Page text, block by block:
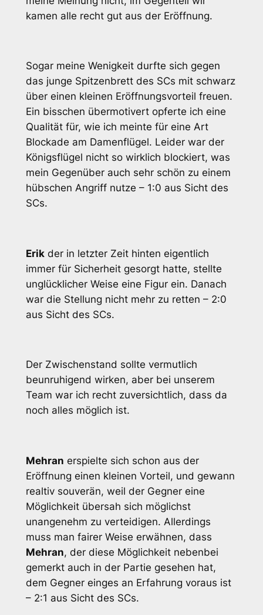
kamen alle recht gut aus der Eröffnung.
Sogar meine Wenigkeit durfte sich gegen
das junge Spitzenbrett des SCs mit schwarz
über einen kleinen Eröffnungsvorteil freuen.
Ein bisschen übermotivert opferte ich eine
Qualität für, wie ich meinte für eine Art
Blockade am Damenflügel. Leider war der
Königsflügel nicht so wirklich blockiert, was
mein Gegenüber auch sehr schön zu einem
hübschen Angriff nutze – 1:0 aus Sicht des
SCs.
Erikder in letzter Zeit hinten eigentlich
immer für Sicherheit gesorgt hatte, stellte
unglücklicher Weise eine Figur ein. Danach
war die Stellung nicht mehr zu retten – 2:0
aus Sicht des SCs.
Der Zwischenstand sollte vermutlich
beunruhigend wirken, aber bei unserem
Team war ich recht zuversichtlich, dass da
noch alles möglich ist.
Mehran erspielte sich schon aus der
Eröffnung einen kleinen Vorteil, und gewann
realtiv souverän, weil der Gegner eine
Möglichkeit übersah sich möglichst
unangenehm zu verteidigen. Allerdings
muss man fairer Weise erwähnen, dass
Mehran, der diese Möglichkeit nebenbei
gemerkt auch in der Partie gesehen hat,
dem Gegner einges an Erfahrung voraus ist
– 2:1 aus Sicht des SCs.